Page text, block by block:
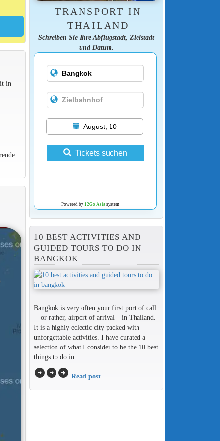
in
TRANSPORT IN
THAILAND
Schreiben Sie Ihre Abflugstadt, Zielstadt
und Datum.
August, 10
Tickets suchen
Powered by 12Go Asiasystem
10 BEST ACTIVITIES AND
GUIDED TOURS TO DO IN
BANGKOK
Bangkok is very often your first port of call
—or rather, airport of arrival—in Thailand.
It is a highly eclectic city packed with
unforgettable activities. I have curated a
selection of what I consider to be the 10 best
things to do in...
arrow_circle_rightarrow_circle_rightarrow_circle_right Read post